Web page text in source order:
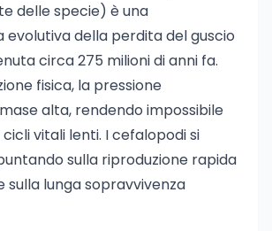
delle specie) è una
evolutiva della perdita del guscio
circa 275 milioni di anni fa.
fisica, la pressione
alta, rendendo impossibile
vitali lenti. I cefalopodi si
sulla riproduzione rapida
sulla lunga sopravvivenza